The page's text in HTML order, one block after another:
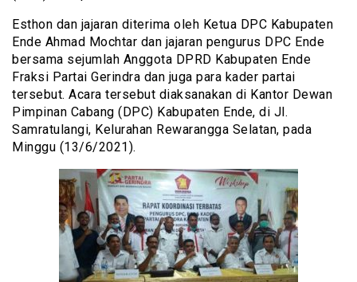
Esthon dan jajaran diterima oleh Ketua DPC Kabupaten
Ende Ahmad Mochtar dan jajaran pengurus DPC Ende
bersama sejumlah Anggota DPRD Kabupaten Ende
Fraksi Partai Gerindra dan juga para kader partai
tersebut. Acara tersebut diaksanakan di Kantor Dewan
Pimpinan Cabang (DPC) Kabupaten Ende, di Jl.
Samratulangi, Kelurahan Rewarangga Selatan, pada
Minggu (13/6/2021).